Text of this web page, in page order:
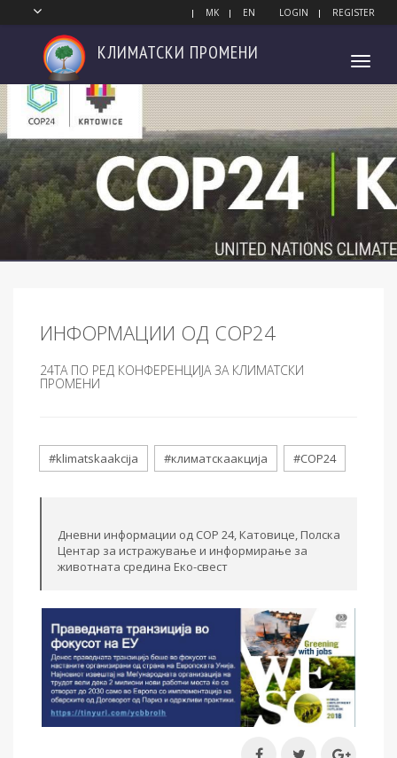
MK EN LOGIN REGISTER
Toggle
КЛИМАТСКИ ПРОМЕНИ
ИНФОРМАЦИИ ОД COP24
24ТА ПО РЕД КОНФЕРЕНЦИЈА ЗА КЛИМАТСКИ
ПРОМЕНИ
#klimatskaakcija #климатскаакција #COP24
Дневни информации од СОР 24, Катовице, Полска
Центар за истражување и информирање за
животната средина Еко-свест